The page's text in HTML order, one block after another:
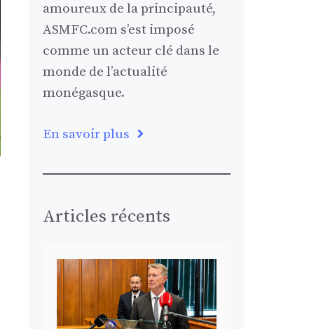
amoureux de la principauté,
ASMFC.com s’est imposé
comme un acteur clé dans le
monde de l’actualité
monégasque.
En savoir plus
Articles récents